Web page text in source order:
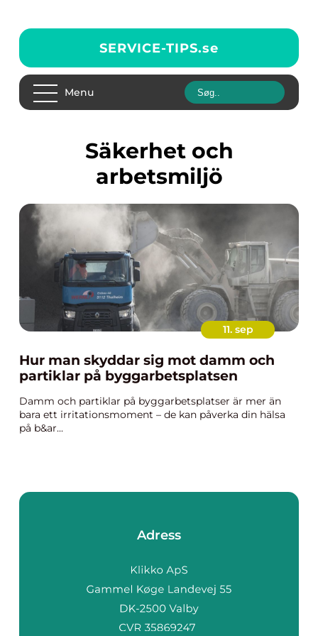
SERVICE-TIPS.se
Menu
Säkerhet och
arbetsmiljö
11. sep
Hur man skyddar sig mot damm och
partiklar på byggarbetsplatsen
Damm och partiklar på byggarbetsplatser är mer än
bara ett irritationsmoment – de kan påverka din hälsa
på b&ar...
Adress